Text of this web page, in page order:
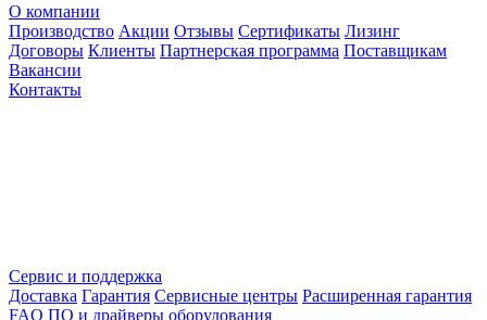
О компании
Производство Акции Отзывы Сертификаты Лизинг
Договоры Клиенты Партнерская программа Поставщикам
Вакансии
Контакты
Сервис и поддержка
Доставка Гарантия Сервисные центры Расширенная гарантия
FAQ ПО и драйверы оборудования